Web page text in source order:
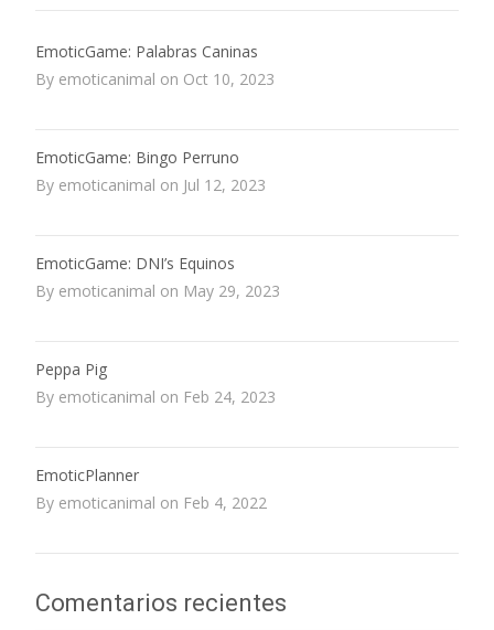
EmoticGame: Palabras Caninas
By emoticanimal on Oct 10, 2023
EmoticGame: Bingo Perruno
By emoticanimal on Jul 12, 2023
EmoticGame: DNI’s Equinos
By emoticanimal on May 29, 2023
Peppa Pig
By emoticanimal on Feb 24, 2023
EmoticPlanner
By emoticanimal on Feb 4, 2022
Comentarios recientes